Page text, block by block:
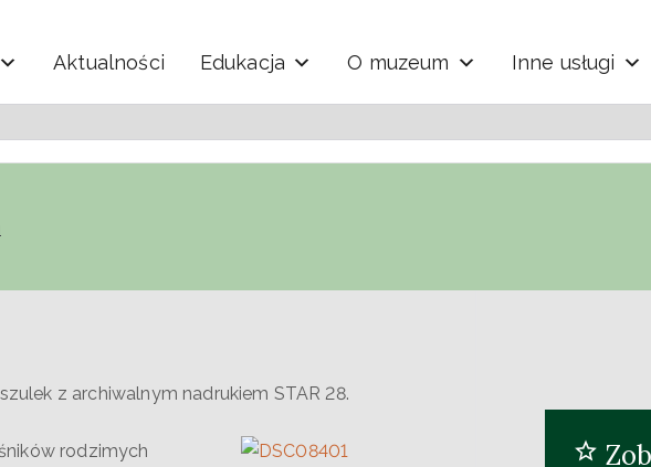
i Techniki "Ekomuzeum" im.
Aktualności Edukacja O muzeum Inne usługi
z archiwalnym nadrukiem STAR 28.
rodzimych